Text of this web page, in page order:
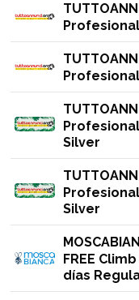
Silver
Silver
FREE
días